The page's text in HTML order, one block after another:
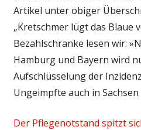
Artikel unter obiger
„Kretschmer lügt das Blaue
Bezahlschranke lesen wir:
Hamburg und Bayern wird
Aufschlüsselung der
Ungeimpfte auch in
Der Pflegenotstand spitzt